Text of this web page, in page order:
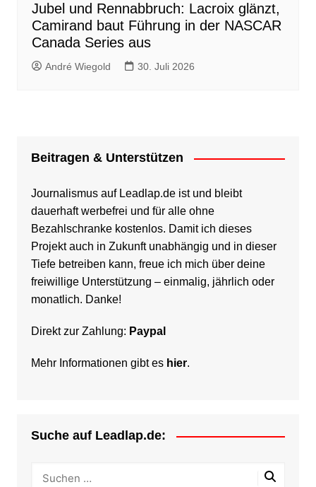
Jubel und Rennabbruch: Lacroix glänzt,
Camirand baut Führung in der NASCAR
Canada Series aus
André Wiegold 30. Juli 2026
Beitragen & Unterstützen
Journalismus auf Leadlap.de ist und bleibt
dauerhaft werbefrei und für alle ohne
Bezahlschranke kostenlos. Damit ich dieses
Projekt auch in Zukunft unabhängig und in dieser
Tiefe betreiben kann, freue ich mich über deine
freiwillige Unterstützung – einmalig, jährlich oder
monatlich. Danke!
Direkt zur Zahlung: Paypal
Mehr Informationen gibt es hier.
Suche auf Leadlap.de: